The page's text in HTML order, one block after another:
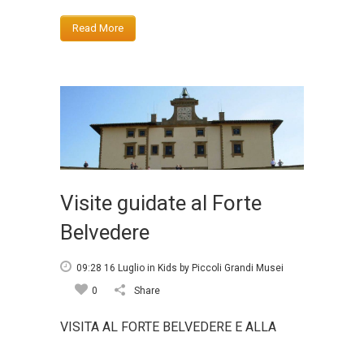
Read More
Visite guidate al Forte
Belvedere
09:28 16 Luglio in Kids by Piccoli Grandi Musei
0
Share
VISITA AL FORTE BELVEDERE E ALLA